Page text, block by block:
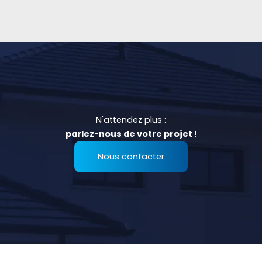
N'attendez plus :
parlez-nous de votre projet !
Nous contacter